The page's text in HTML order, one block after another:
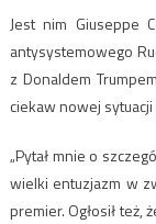
Jest nim Giuseppe
antysystemowego
z Donaldem
ciekaw nowej
„Pytał mnie o
wielki entuzjazm w
premier. Ogłosił też,